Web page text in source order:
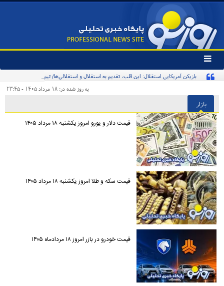
تغییر
وضعیت
منوی
ها
بازیکن آمریکایی استقلال: این قلب، تقدیم به استقلال و استقلالی‌ها/ تیم‌ملی ایران پیشنهاد
به روز شده در: ۱۸ مرداد ۱۴۰۵ - ۲۳:۴۵
بازار
قیمت دلار و یورو امروز یکشنبه ۱۸ مرداد ۱۴۰۵
قیمت سکه و طلا امروز یکشنبه ۱۸ مرداد ۱۴۰۵
قیمت خودرو در بازر امروز ۱۸ مردادماه ۱۴۰۵